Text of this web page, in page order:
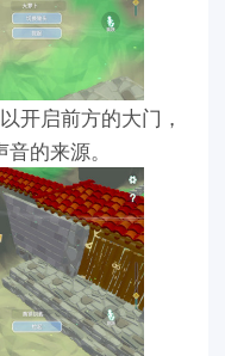
开启前方的大门，
的来源。